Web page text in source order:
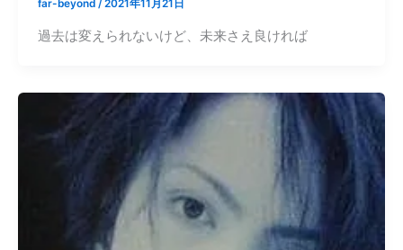
far-beyond / 2021年11月21日
過去は変えられないけど、未来さえ良ければ